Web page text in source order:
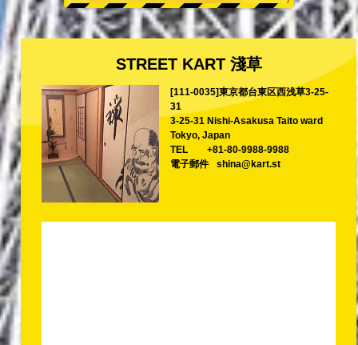
STREET KART 淺草
[111-0035]東京都台東区西浅草3-25-
31
3-25-31 Nishi-Asakusa Taito ward
Tokyo, Japan
TEL
+81-80-9988-9988
電子郵件
shina@kart.st